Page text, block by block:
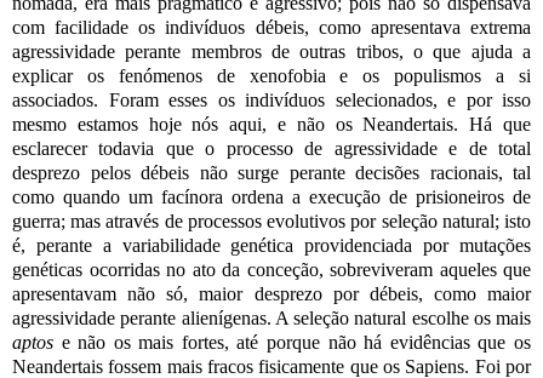
com facilidade os indivíduos débeis, como apresentava extrema
agressividade perante membros de outras tribos, o que ajuda a
explicar os fenómenos de xenofobia e os populismos a si
associados. Foram esses os indivíduos selecionados, e por isso
mesmo estamos hoje nós aqui, e não os Neandertais. Há que
esclarecer todavia que o processo de agressividade e de total
desprezo pelos débeis não surge perante decisões racionais, tal
como quando um facínora ordena a execução de prisioneiros de
guerra; mas através de processos evolutivos por seleção natural; isto
é, perante a variabilidade genética providenciada por mutações
genéticas ocorridas no ato da conceção, sobreviveram aqueles que
apresentavam não só, maior desprezo por débeis, como maior
agressividade perante alienígenas. A seleção natural escolhe os mais
aptos e não os mais fortes, até porque não há evidências que os
Neandertais fossem mais fracos fisicamente que os Sapiens. Foi por